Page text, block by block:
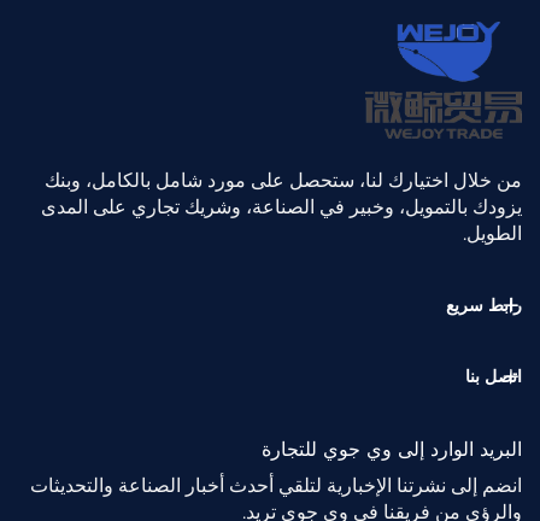
من خلال اختيارك لنا، ستحصل على مورد شامل بالكامل، وبنك
يزودك بالتمويل، وخبير في الصناعة، وشريك تجاري على المدى
الطويل.
رابط سريع
اتصل بنا
البريد الوارد إلى وي جوي للتجارة
انضم إلى نشرتنا الإخبارية لتلقي أحدث أخبار الصناعة والتحديثات
والرؤى من فريقنا في وي جوي تريد.